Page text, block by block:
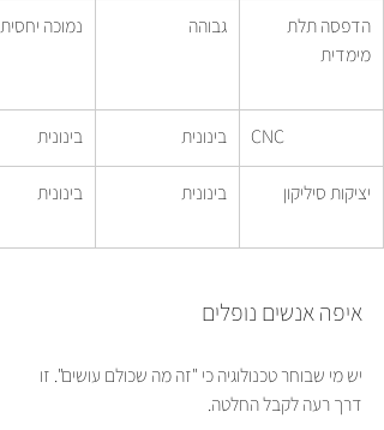
הדפסה תלת
מימדית
גבוהה נמוכה יחסית
CNC בינונית בינונית
יציקות סיליקון בינונית בינונית
איפה אנשים נופלים
יש מי שבוחר טכנולוגיה כי "זה מה שכולם עושים". זו
דרך רעה לקבל החלטה.